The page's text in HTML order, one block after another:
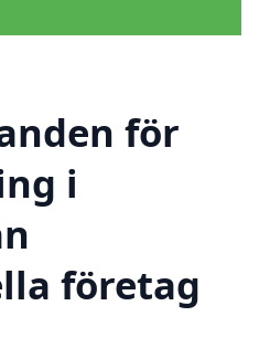
för
i
företag